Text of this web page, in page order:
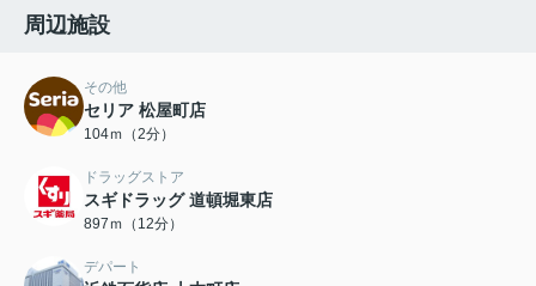
周辺施設
その他
セリア 松屋町店
104ｍ（2分）
ドラッグストア
スギドラッグ 道頓堀東店
897ｍ（12分）
デパート